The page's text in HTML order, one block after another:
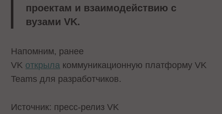
проектам и взаимодействию с
вузами VK.
Напомним, ранее
VK открыла коммуникационную платформу VK
Teams для разработчиков.
Источник: пресс-релиз VK